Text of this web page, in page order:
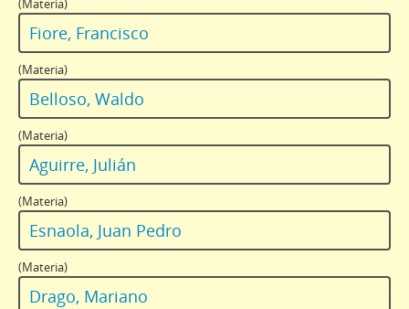
(Materia)
Fiore, Francisco
(Materia)
Belloso, Waldo
(Materia)
Aguirre, Julián
(Materia)
Esnaola, Juan Pedro
(Materia)
Drago, Mariano